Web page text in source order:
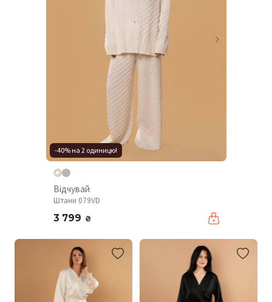
-40% на 2 одиницю!
Відчувай
Штани 079VD
3 799 ₴